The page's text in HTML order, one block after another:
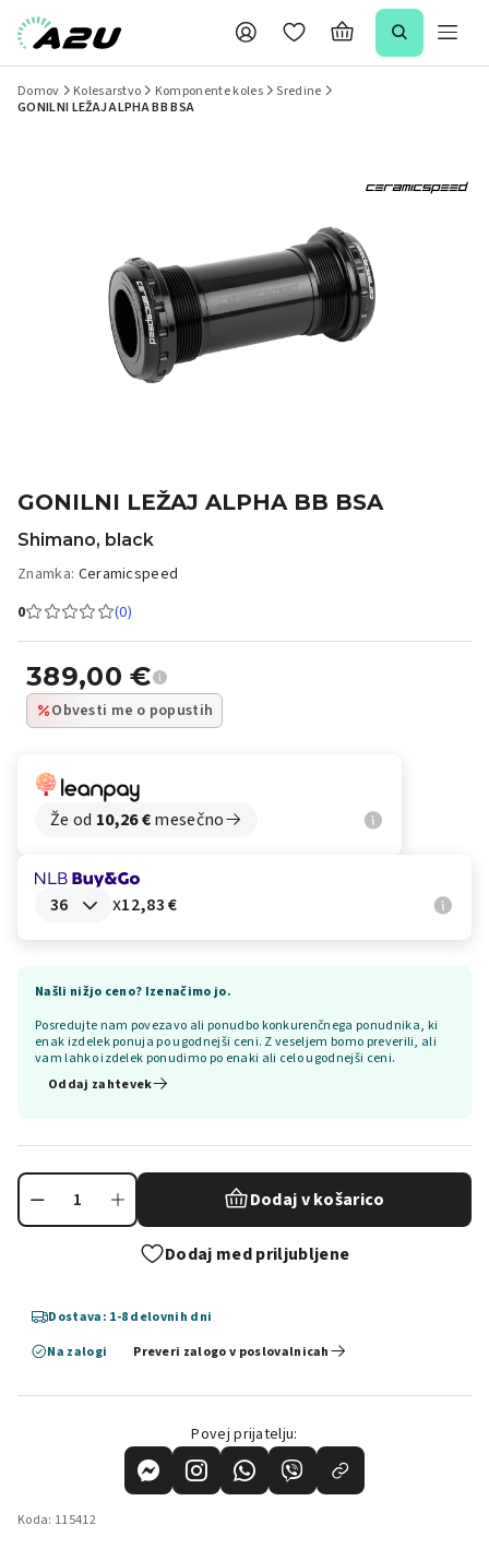
Domov Kolesarstvo Komponente koles
Sredine
GONILNI LEŽAJ ALPHA BB BSA
GONILNI LEŽAJ ALPHA BB BSA
Shimano, black
Znamka: Ceramicspeed
0
(0)
389,00€
Obvesti me o popustih
Že od 10,26€mesečno
x12,83 €
Našli nižjo ceno? Izenačimo jo.
Posredujte nam povezavo ali ponudbo konkurenčnega ponudnika, ki
enak izdelek ponuja po ugodnejši ceni. Z veseljem bomo preverili, ali
vam lahko izdelek ponudimo po enaki ali celo ugodnejši ceni.
Oddaj zahtevek
Dodaj v košarico
Dodaj med priljubljene
Dostava: 1-8 delovnih dni
Na zalogi
Preveri zalogo v poslovalnicah
Povej prijatelju:
Koda: 115412